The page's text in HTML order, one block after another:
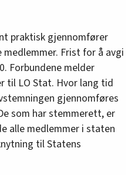
praktisk gjennomfører
Frist for å avgi
Forbundene melder
til LO Stat. Hvor lang tid
gjennomføres
som har stemmerett, er
alle medlemmer i staten
til Statens